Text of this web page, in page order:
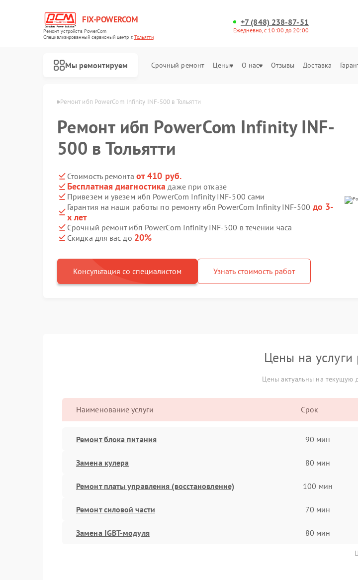
FIX-POWERCOM
Ремонт устройств PowerCom
Специализированный cервисный центр г.Тольятти
+7 (848) 238-87-51
Ежедневно, с 10:00 до 20:00
Мы ремонтируем Срочный ремонт Цены О нас Отзывы Доставка
Ремонт ибп PowerCom Infinity INF-500 в Тольятти
Ремонт ибп PowerCom Infinity INF-
500 в Тольятти
Стоимость ремонта от 410 руб.
Бесплатная диагностика даже при отказе
Привезем и увезем ибп PowerCom Infinity INF-500 сами
Гарантия на наши работы по ремонту ибп PowerCom Infinity INF-500 до 3-
х лет
Срочный ремонт ибп PowerCom Infinity INF-500 в течении часа
Скидка для вас до 20%
Консультация со специалистом Узнать стоимость работ
Цены на услуги
Цены актуальны на текущую
Наименование услуги Срок
Ремонт блока питания 90 мин
Замена кулера 80 мин
Ремонт платы управления (восстановление) 100 мин
Ремонт силовой части 70 мин
Замена IGBT-модуля 80 мин